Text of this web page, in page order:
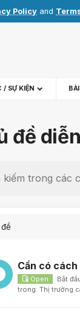
Policy and
/ SỰ KIỆN
đề
Cần có
Open
Bắt
trong: Thị trường